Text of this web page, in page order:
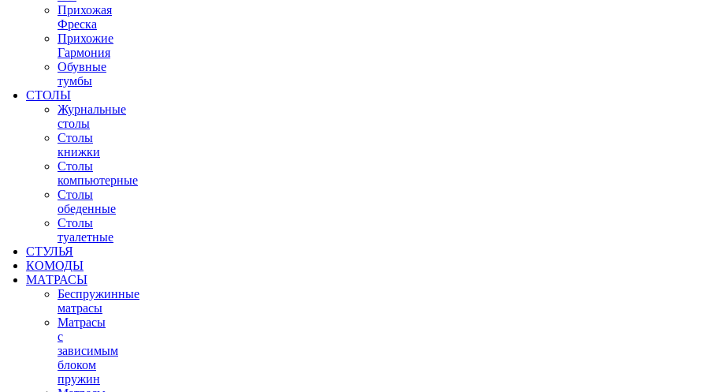
Прихожая
Фреска
Прихожие
Гармония
Обувные
тумбы
СТОЛЫ
Журнальные
столы
Столы
книжки
Столы
компьютерные
Столы
обеденные
Столы
туалетные
СТУЛЬЯ
КОМОДЫ
МАТРАСЫ
Беспружинные
матрасы
Матрасы
с
зависимым
блоком
пружин